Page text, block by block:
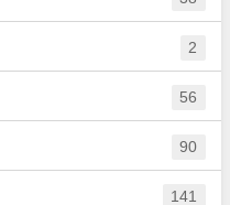
2
56
90
141